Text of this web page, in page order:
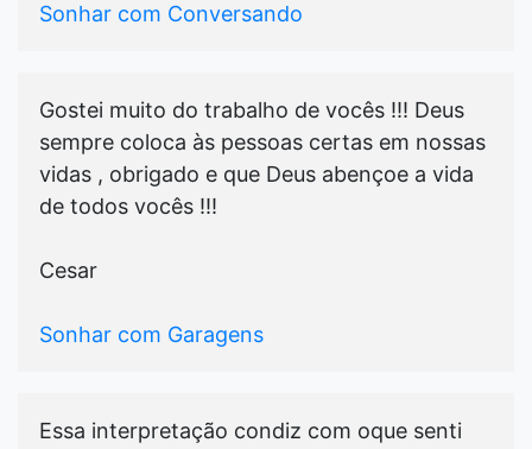
Sonhar com Conversando
Gostei muito do trabalho de vocês !!! Deus
sempre coloca às pessoas certas em nossas
vidas , obrigado e que Deus abençoe a vida
de todos vocês !!!
Cesar
Sonhar com Garagens
Essa interpretação condiz com oque senti